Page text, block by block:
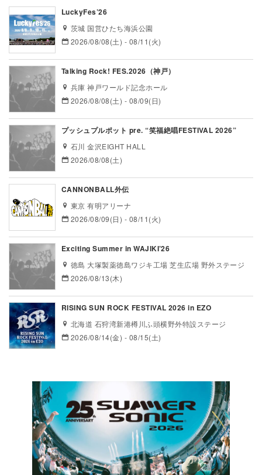
LuckyFes’26
茨城 国営ひたち海浜公園
2026/08/08(土) - 08/11(火)
Talking Rock! FES.2026（神戸）
兵庫 神戸ワールド記念ホール
2026/08/08(土) - 08/09(日)
プッシュプルポット pre. “笑福絶唱FESTIVAL 2026”
石川 金沢EIGHT HALL
2026/08/08(土)
CANNONBALL外伝
東京 有明アリーナ
2026/08/09(日) - 08/11(火)
Exciting Summer in WAJIKI’26
徳島 大塚製薬徳島ワジキ工場 芝生広場 野外ステージ
2026/08/13(木)
RISING SUN ROCK FESTIVAL 2026 in EZO
北海道 石狩湾新港樽川ふ頭横野外特設ステージ
2026/08/14(金) - 08/15(土)